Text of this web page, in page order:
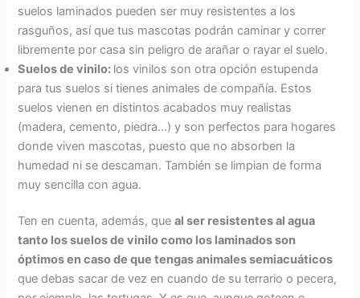
suelos laminados pueden ser muy resistentes a los
rasguños, así que tus mascotas podrán caminar y correr
libremente por casa sin peligro de arañar o rayar el suelo.
Suelos de vinilo: los vinilos son otra opción estupenda
para tus suelos si tienes animales de compañía. Estos
suelos vienen en distintos acabados muy realistas
(madera, cemento, piedra…) y son perfectos para hogares
donde viven mascotas, puesto que no absorben la
humedad ni se descaman. También se limpian de forma
muy sencilla con agua.
Ten en cuenta, además, queal ser resistentes al agua
tanto los suelos de vinilo como los laminados son
óptimos en caso de que tengas animales semiacuáticos
que debas sacar de vez en cuando de su terrario o pecera,